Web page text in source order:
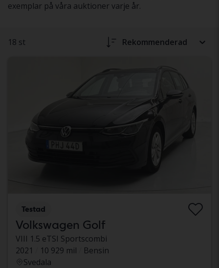
exemplar på våra auktioner varje år.
18 st Rekommenderad
Testad
Volkswagen Golf
VIII 1.5 eTSI Sportscombi
2021
10 929 mil
Bensin
Svedala